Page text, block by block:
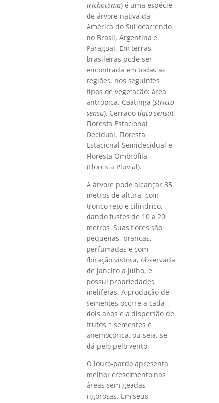
trichotoma) é uma espécie
de árvore nativa da
América do Sul ocorrendo
no Brasil, Argentina e
Paraguai. Em terras
brasileiras pode ser
encontrada em todas as
regiões, nos seguintes
tipos de vegetação: área
antrópica, Caatinga (stricto
sensu), Cerrado (lato sensu),
Floresta Estacional
Decidual, Floresta
Estacional Semidecidual e
Floresta Ombrófila
(Floresta Pluvial).
A árvore pode alcançar 35
metros de altura, com
tronco reto e cilíndrico,
dando fustes de 10 a 20
metros. Suas flores são
pequenas, brancas,
perfumadas e com
floração vistosa, observada
de janeiro a julho, e
possui propriedades
melíferas. A produção de
sementes ocorre a cada
dois anos e a dispersão de
frutos e sementes é
anemocórica, ou seja, se
dá pelo pelo vento.
O louro-pardo apresenta
melhor crescimento nas
áreas sem geadas
rigorosas. Em seus